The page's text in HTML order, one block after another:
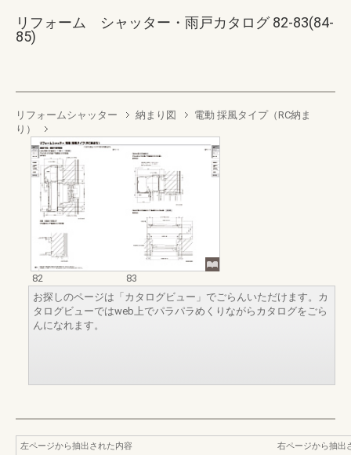
リフォーム シャッター・雨戸カタログ 82-83(84-
85)
リフォームシャッター 納まり図
電動 採風タイプ（RC納ま
り）
82
83
お探しのページは「カタログビュー」でごらんいただけます。カ
タログビューではweb上でパラパラめくりながらカタログをごら
んになれます。
左ページから抽出された内容
右ページから抽出